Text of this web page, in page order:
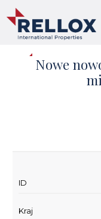
Nowe
ID
Kraj